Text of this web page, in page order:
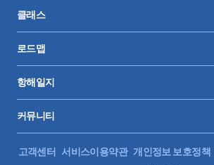
대리 : 매월 월기장료 + 1년에 한번 조정
근로기준법 상담 등 4. 4대보험과 세금
서 전달 최저임금이나 연차 수당 등에
물어보심 3강 요즘 세무대리인의 일의 범위는? (2) 들어가기
운드 ex) DM, 텔레마케팅, SNS 광고 2)
4) 기타 3. 행정 1) 거래처관리 2)손익관리 3) 미수관리(중요)
클래스
로드맵
항해일지
커뮤니티
고객센터 서비스이용약관 개인정보 보호정책